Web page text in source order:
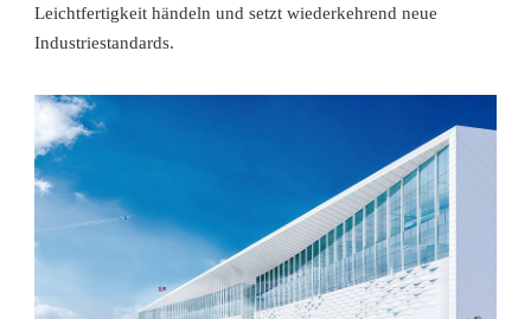
Leichtfertigkeit händeln und setzt wiederkehrend neue
Industriestandards.